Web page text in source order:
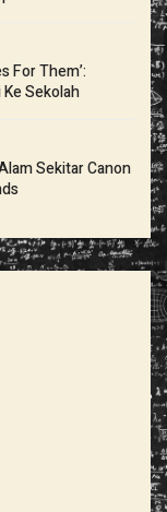
For Them’:
Sekolah
Sekitar Canon